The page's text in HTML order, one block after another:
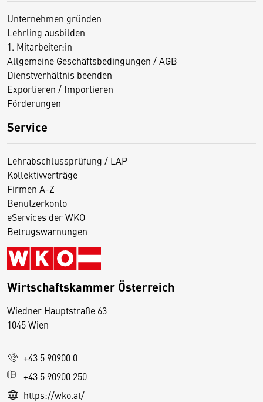
Unternehmen gründen
Lehrling ausbilden
1. Mitarbeiter:in
Allgemeine Geschäftsbedingungen / AGB
Dienstverhältnis beenden
Exportieren / Importieren
Förderungen
Service
Lehrabschlussprüfung / LAP
Kollektivverträge
Firmen A-Z
Benutzerkonto
eServices der WKO
Betrugswarnungen
Wirtschaftskammer Österreich
Wiedner Hauptstraße 63
1045 Wien
+43 5 90900 0
+43 5 90900 250
https://wko.at/
D
s
e
S